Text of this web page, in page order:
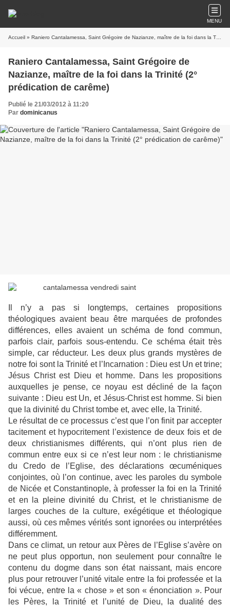
MENU
Accueil » Raniero Cantalamessa, Saint Grégoire de Nazianze, maître de la foi dans la Trinité (2° prédication de carême)
Raniero Cantalamessa, Saint Grégoire de
Nazianze, maître de la foi dans la Trinité (2°
prédication de carême)
Publié le 21/03/2012 à 11:20
Par dominicanus
Il n’y a pas si longtemps, certaines propositions
théologiques avaient beau être marquées de profondes
différences, elles avaient un schéma de fond commun,
parfois clair, parfois sous-entendu. Ce schéma était très
simple, car réducteur. Les deux plus grands mystères de
notre foi sont la Trinité et l’Incarnation : Dieu est Un et trine;
Jésus Christ est Dieu et homme. Dans les propositions
auxquelles je pense, ce noyau est décliné de la façon
suivante : Dieu est Un, et Jésus-Christ est homme. Si bien
que la divinité du Christ tombe et, avec elle, la Trinité.
Le résultat de ce processus c’est que l’on finit par accepter
tacitement et hypocritement l’existence de deux fois et de
deux christianismes différents, qui n’ont plus rien de
commun entre eux si ce n’est leur nom : le christianisme
du Credo de l’Eglise, des déclarations œcuméniques
conjointes, où l’on continue, avec les paroles du symbole
de Nicée et Constantinople, à professer la foi en la Trinité
et en la pleine divinité du Christ, et le christianisme de
larges couches de la culture, exégétique et théologique
aussi, où ces mêmes vérités sont ignorées ou interprétées
différemment.
Dans ce climat, un retour aux Pères de l’Eglise s’avère on
ne peut plus opportun, non seulement pour connaître le
contenu du dogme dans son état naissant, mais encore
plus pour retrouver l’unité vitale entre la foi professée et la
foi vécue, entre la « chose » et son « énonciation ». Pour
les Pères, la Trinité et l’unité de Dieu, la dualité des